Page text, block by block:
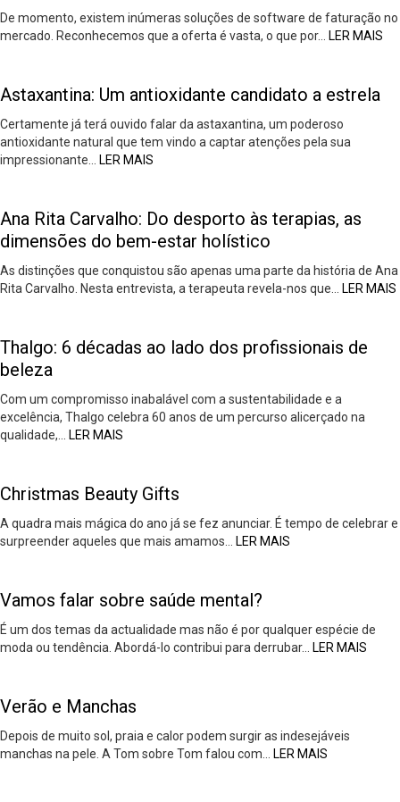
De momento, existem inúmeras soluções de software de faturação no
mercado. Reconhecemos que a oferta é vasta, o que por…
LER MAIS
Astaxantina: Um antioxidante candidato a estrela
Certamente já terá ouvido falar da astaxantina, um poderoso
antioxidante natural que tem vindo a captar atenções pela sua
impressionante…
LER MAIS
Ana Rita Carvalho: Do desporto às terapias, as
dimensões do bem-estar holístico
As distinções que conquistou são apenas uma parte da história de Ana
Rita Carvalho. Nesta entrevista, a terapeuta revela-nos que…
LER MAIS
Thalgo: 6 décadas ao lado dos profissionais de
beleza
Com um compromisso inabalável com a sustentabilidade e a
excelência, Thalgo celebra 60 anos de um percurso alicerçado na
qualidade,…
LER MAIS
Christmas Beauty Gifts
A quadra mais mágica do ano já se fez anunciar. É tempo de celebrar e
surpreender aqueles que mais amamos…
LER MAIS
Vamos falar sobre saúde mental?
É um dos temas da actualidade mas não é por qualquer espécie de
moda ou tendência. Abordá-lo contribui para derrubar…
LER MAIS
Verão e Manchas
Depois de muito sol, praia e calor podem surgir as indesejáveis
manchas na pele. A Tom sobre Tom falou com…
LER MAIS